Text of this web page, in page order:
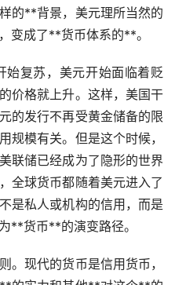
的**背景，美元理所当然的
变成了**货币体系的**。
复苏，美元开始面临着贬
价格就上升。这样，美国干
的发行不再受黄金储备的限
规模有关。但是这个时候，
联储已经成为了隐形的世界
全球货币都随着美元进入了
是私人或机构的信用，而是
**货币**的演变路径。
。现代的货币是信用货币，